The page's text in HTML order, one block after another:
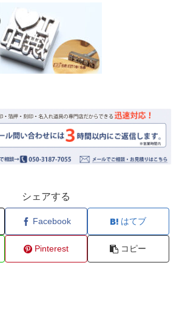
シェアする
Facebook はてブ
Pinterest コピー